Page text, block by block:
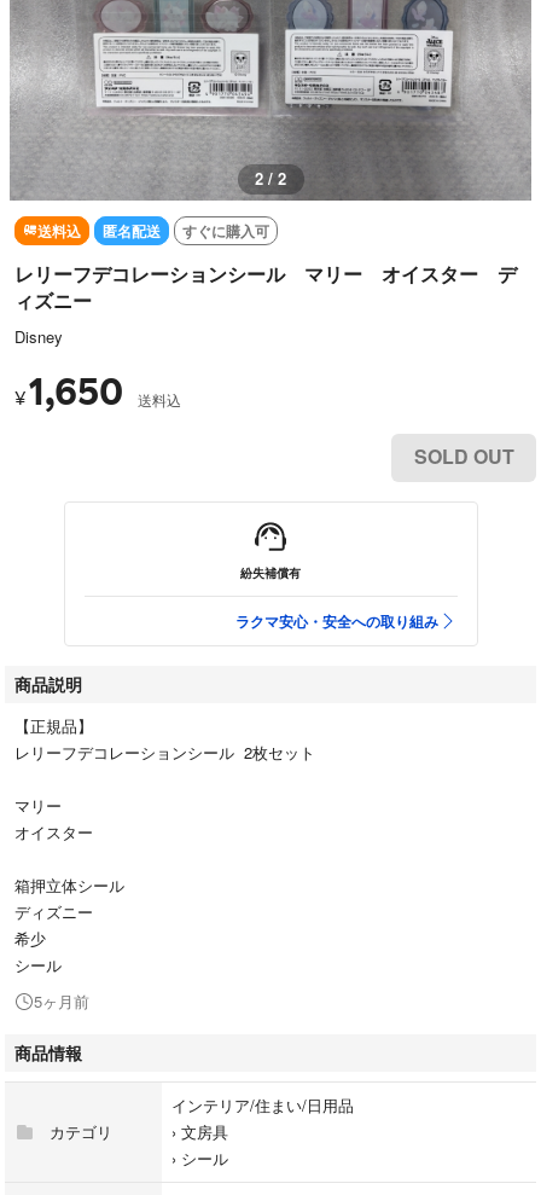
1 / 2
送料込 匿名配送 すぐに購入可
レリーフデコレーションシール マリー オイスター デ
ィズニー
Disney
¥1,650 送料込
SOLD OUT
紛失補償有
ラクマ安心・安全への取り組み
商品説明
【正規品】
レリーフデコレーションシール 2枚セット
マリー
オイスター
箱押立体シール
ディズニー
希少
シール
5ヶ月前
商品情報
カテゴリ
インテリア/住まい/日用品
› 文房具
› シール